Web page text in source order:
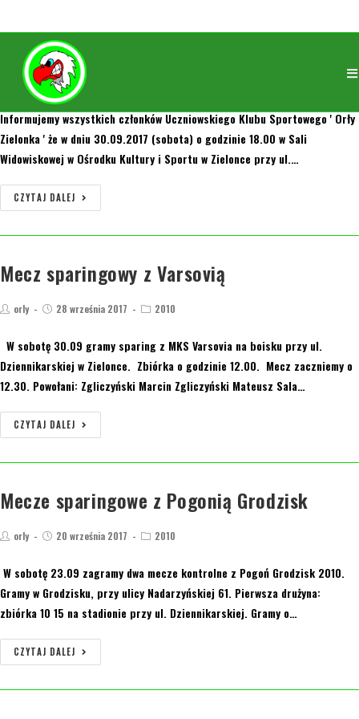
Wybory zarządu klubu
orly 30 września 2017
Informujemy wszystkich członków Uczniowskiego Klubu Sportowego ' Orły
Zielonka ' że w dniu 30.09.2017 (sobota) o godzinie 18.00 w Sali
Widowiskowej w Ośrodku Kultury i Sportu w Zielonce przy ul.…
CZYTAJ DALEJ
Mecz sparingowy z Varsovią
orly 28 września 2017 2010
W sobotę 30.09 gramy sparing z MKS Varsovia na boisku przy ul.
Dziennikarskiej w Zielonce. Zbiórka o godzinie 12.00. Mecz zaczniemy o
12.30. Powołani: Zgliczyński Marcin Zgliczyński Mateusz Sala…
CZYTAJ DALEJ
Mecze sparingowe z Pogonią Grodzisk
orly 20 września 2017 2010
W sobotę 23.09 zagramy dwa mecze kontrolne z Pogoń Grodzisk 2010.
Gramy w Grodzisku, przy ulicy Nadarzyńskiej 61. Pierwsza drużyna:
zbiórka 10 15 na stadionie przy ul. Dziennikarskiej. Gramy o…
CZYTAJ DALEJ